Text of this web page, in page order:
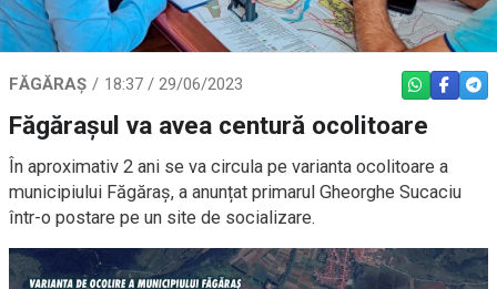
FĂGĂRAȘ 18:37 / 29/06/2023 WHATSAPP
Făgărașul va avea centură ocolitoare
În aproximativ 2 ani se va circula pe varianta ocolitoare a
municipiului Făgăraș, a anunțat primarul Gheorghe Sucaciu
într-o postare pe un site de socializare.